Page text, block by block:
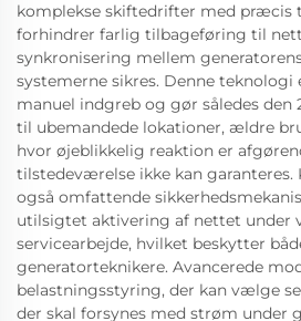
komplekse skiftedrifter med præcis
forhindrer farlig tilbageføring til
synkronisering mellem
systemerne sikres. Denne
manuel indgreb og gør således den
til ubemandede lokationer, ældre
hvor øjeblikkelig reaktion er
tilstedeværelse ikke kan garanteres.
også omfattende
utilsigtet aktivering af nettet under
servicearbejde, hvilket beskytter
generatorteknikere. Avancerede
belastningsstyring, der kan vælge
der skal forsynes med strøm under